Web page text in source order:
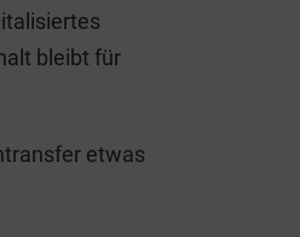
bleibt für
etwas